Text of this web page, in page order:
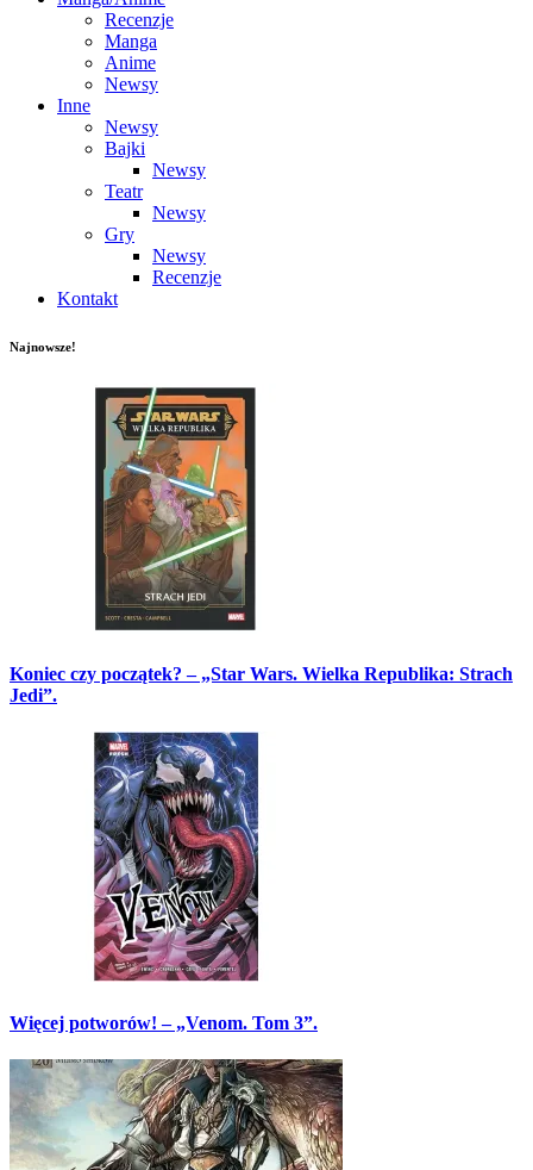
Recenzje
Manga
Anime
Newsy
Inne
Newsy
Bajki
Newsy
Teatr
Newsy
Gry
Newsy
Recenzje
Kontakt
Najnowsze!
Koniec czy początek? – „Star Wars. Wielka Republika: Strach
Jedi”.
Więcej potworów! – „Venom. Tom 3”.